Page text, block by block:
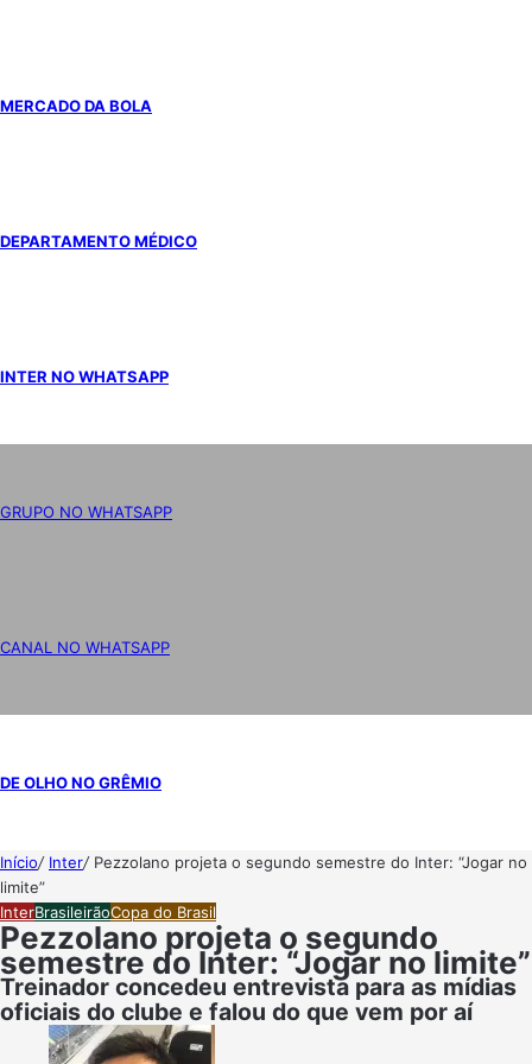
MERCADO DA BOLA
DEPARTAMENTO MÉDICO
INTER NO WHATSAPP
GRUPO NO WHATSAPP
CANAL NO WHATSAPP
DE OLHO NO GRÊMIO
Início/ Inter/ Pezzolano projeta o segundo semestre do Inter: “Jogar no
limite”
InterBrasileirãoCopa do Brasil
Pezzolano projeta o segundo
semestre do Inter: “Jogar no limite”
Treinador concedeu entrevista para as mídias
oficiais do clube e falou do que vem por aí